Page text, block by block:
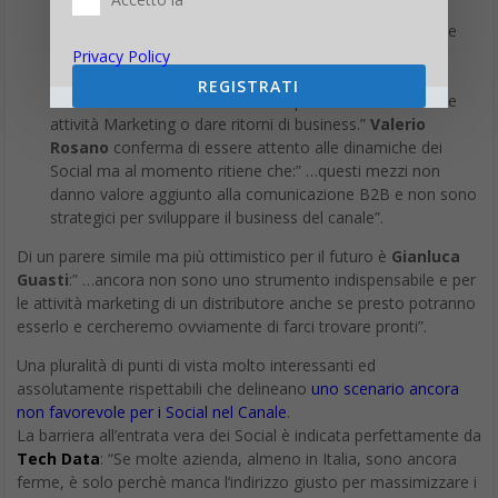
Un approccio attento ma più tiepido invece per EDSlan e
Sidin.
Barbara Pedrazzani: “Attualmente non credo che nel
contesto di EDSlan i Social Media possano influenzare le
attività Marketing o dare ritorni di business.” Valerio
Rosano conferma di essere attento alle dinamiche dei
Social ma al momento ritiene che:” …questi mezzi non
danno valore aggiunto alla comunicazione B2B e non sono
strategici per sviluppare il business del canale”.
Di un parere simile ma più ottimistico per il futuro è Gianluca
Guasti:” …ancora non sono uno strumento indispensabile e per
le attività marketing di un distributore anche se presto potranno
esserlo e cercheremo ovviamente di farci trovare pronti”.
Una pluralità di punti di vista molto interessanti ed
assolutamente rispettabili che delineano uno scenario ancora
non favorevole per i Social nel Canale.
La barriera all’entrata vera dei Social è indicata perfettamente da
Tech Data: “Se molte azienda, almeno in Italia, sono ancora
ferme, è solo perchè manca l’indirizzo giusto per massimizzare i
Privacy Policy
REGISTRATI